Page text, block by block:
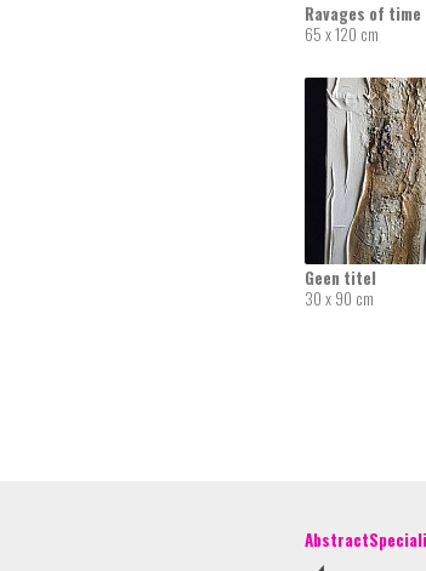
Ravages of time
65 x 120 cm
Geen titel
30 x 90 cm